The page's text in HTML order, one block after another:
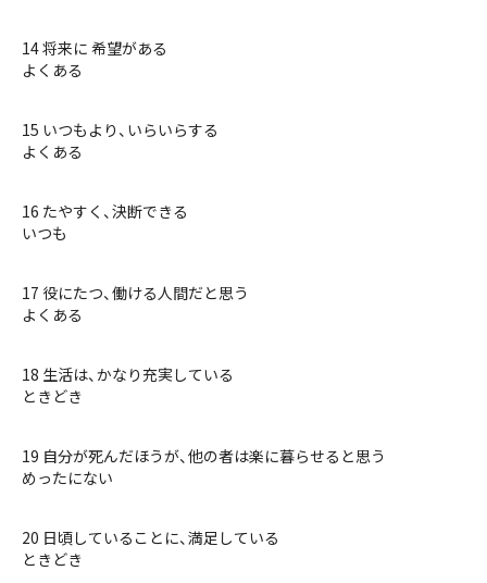
14 将来に 希望がある
よくある
15 いつもより、いらいらする
よくある
16 たやすく、決断できる
いつも
17 役にたつ、働ける人間だと思う
よくある
18 生活は、かなり充実している
ときどき
19 自分が死んだほうが、他の者は楽に暮らせると思う
めったにない
20 日頃していることに、満足している
ときどき